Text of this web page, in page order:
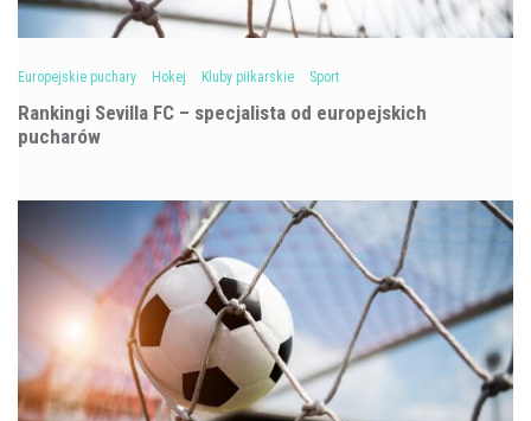
Europejskie puchary Hokej Kluby piłkarskie Sport
Rankingi Sevilla FC – specjalista od europejskich
pucharów